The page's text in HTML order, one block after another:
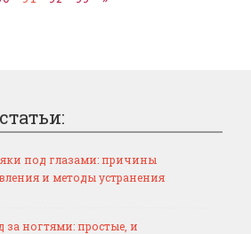
под глазами: причины
и методы устранения
за ногтями: простые, и